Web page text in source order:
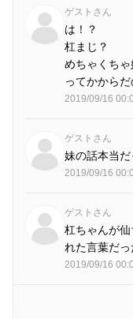
ゲストさん
は！？
杠まじ？
めちゃくちゃ
ってかからだ
2019/09/16
ゲストさん
妹の話本当
2019/09/16
ゲストさん
杠ちゃんが
れた言葉だ
2019/09/16